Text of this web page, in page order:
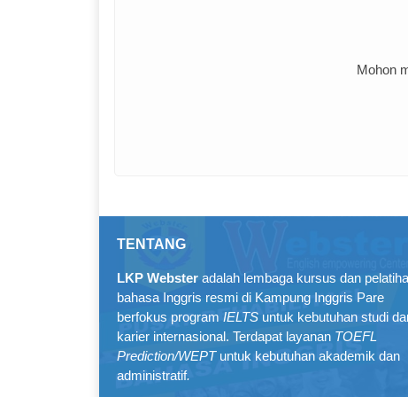
Mohon
TENTANG
LKP Webster adalah lembaga kursus dan
bahasa Inggris resmi di Kampung Inggris Pare
berfokus program IELTS untuk kebutuhan studi
karier internasional. Terdapat layanan TOEFL
Prediction/WEPTuntuk kebutuhan akademik dan
administratif.